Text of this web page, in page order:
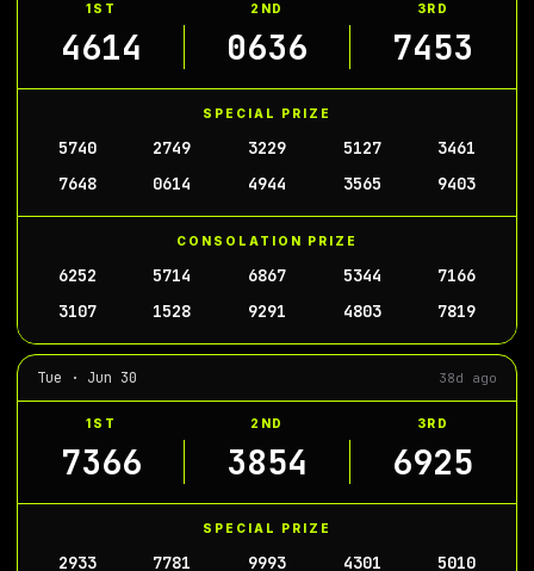
1ST 2ND 3RD
4614 0636 7453
SPECIAL PRIZE
5740 2749 3229 5127
3461
7648
0614 4944 3565 9403
CONSOLATION PRIZE
6252 5714 6867 5344
7166
3107
1528 9291 4803 7819
Tue · Jun 30 38d ago
1ST 2ND 3RD
7366 3854 6925
SPECIAL PRIZE
2933 7781 9993 4301
5010